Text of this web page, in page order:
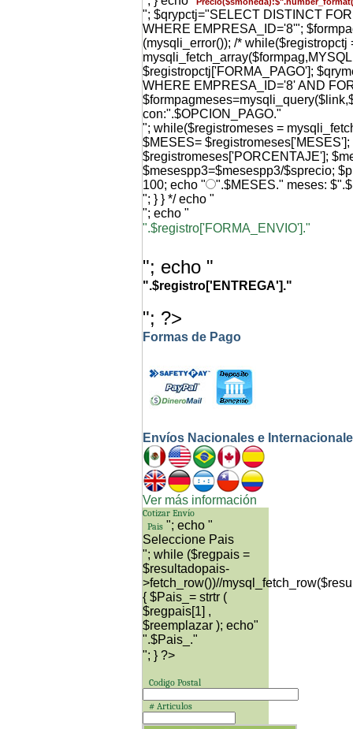
"; $qrypctj="SELECT DISTINCT
WHERE EMPRESA_ID='8'";
(mysqli_error()); /* while($registropctj
$registropctj['FORMA_PAGO'];
WHERE EMPRESA_ID='8' AND
con:".$OPCION_PAGO."
"; while($registromeses =
$MESES=
$registromeses['PORCENTAJE'];
$mesespp3=$mesespp3/$sprecio;
100; echo "
".$MESES." meses:
"; } } */ echo "
"; echo "
".$registro['FORMA_ENVIO']."
"; echo "
".$registro['ENTREGA']."
"; ?>
Formas de Pago
Envíos Nacionales e
Ver más información
Cotizar Envío
Pais "; echo "
"; while ($regpais =
$resultadopais-
>fetch_row())//
{ $Pais_= strtr (
$regpais[1] ,
$reemplazar ); echo"
"; } ?>
Codigo Postal
# Articulos